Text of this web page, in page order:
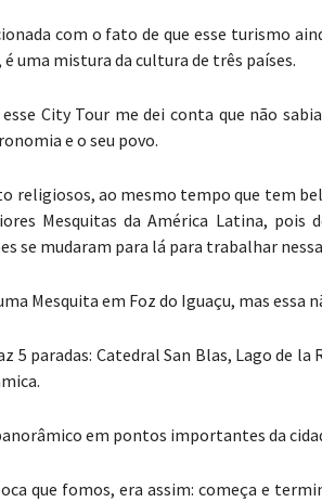
com o fato de que esse turismo
é uma mistura da cultura de três países.
City Tour me dei conta que não
e o seu povo.
religiosos, ao mesmo tempo que tem
Mesquitas da América Latina, pois
se mudaram para lá para trabalhar
Mesquita em Foz do Iguaçu, mas essa
5 paradas: Catedral San Blas, Lago de
em pontos importantes da
que fomos, era assim: começa e